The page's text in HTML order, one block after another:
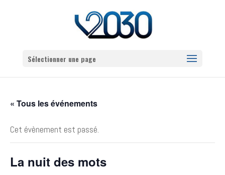
Sélectionner une page
« Tous les événements
Cet évènement est passé.
La nuit des mots